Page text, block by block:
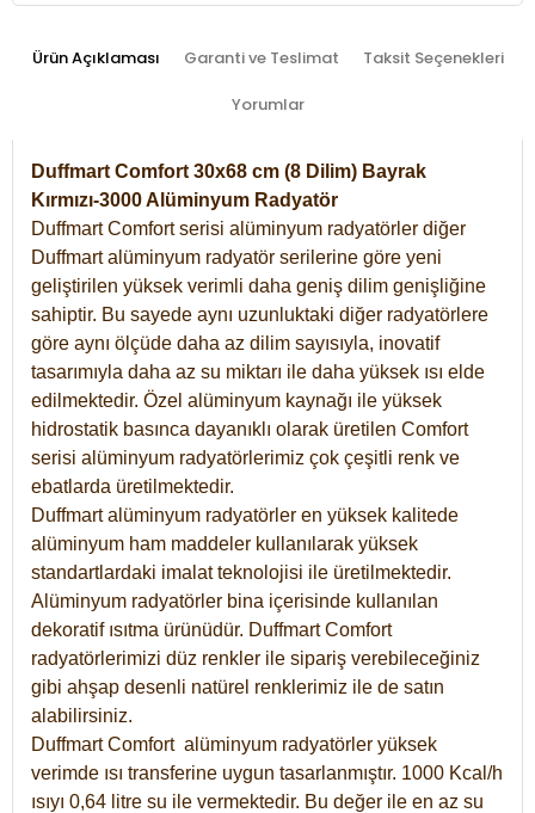
Ürün Açıklaması Garanti ve Teslimat Taksit Seçenekleri
Yorumlar
Duffmart Comfort 30x68 cm (8 Dilim) Bayrak
Kırmızı-3000 Alüminyum Radyatör
Duffmart Comfort serisi alüminyum radyatörler diğer
Duffmart alüminyum radyatör serilerine göre yeni
geliştirilen yüksek verimli daha geniş dilim genişliğine
sahiptir. Bu sayede aynı uzunluktaki diğer radyatörlere
göre aynı ölçüde daha az dilim sayısıyla, inovatif
tasarımıyla daha az su miktarı ile daha yüksek ısı elde
edilmektedir. Özel alüminyum kaynağı ile yüksek
hidrostatik basınca dayanıklı olarak üretilen Comfort
serisi alüminyum radyatörlerimiz çok çeşitli renk ve
ebatlarda üretilmektedir.
Duffmart alüminyum radyatörler en yüksek kalitede
alüminyum ham maddeler kullanılarak yüksek
standartlardaki imalat teknolojisi ile üretilmektedir.
Alüminyum radyatörler bina içerisinde kullanılan
dekoratif ısıtma ürünüdür. Duffmart Comfort
radyatörlerimizi düz renkler ile sipariş verebileceğiniz
gibi ahşap desenli natürel renklerimiz ile de satın
alabilirsiniz.
Duffmart Comfort alüminyum radyatörler yüksek
verimde ısı transferine uygun tasarlanmıştır. 1000 Kcal/h
ısıyı 0,64 litre su ile vermektedir. Bu değer ile en az su